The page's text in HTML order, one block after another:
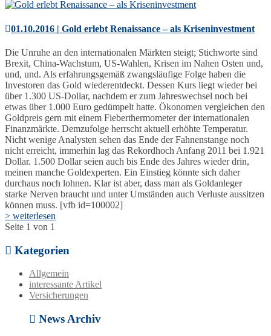
01.10.2016 | Gold erlebt Renaissance – als Kriseninvestment
Die Unruhe an den internationalen Märkten steigt; Stichworte sind
Brexit, China-Wachstum, US-Wahlen, Krisen im Nahen Osten und,
und, und. Als erfahrungsgemäß zwangsläufige Folge haben die
Investoren das Gold wiederentdeckt. Dessen Kurs liegt wieder bei
über 1.300 US-Dollar, nachdem er zum Jahreswechsel noch bei
etwas über 1.000 Euro gedümpelt hatte. Ökonomen vergleichen den
Goldpreis gern mit einem Fieberthermometer der internationalen
Finanzmärkte. Demzufolge herrscht aktuell erhöhte Temperatur.
Nicht wenige Analysten sehen das Ende der Fahnenstange noch
nicht erreicht, immerhin lag das Rekordhoch Anfang 2011 bei 1.921
Dollar. 1.500 Dollar seien auch bis Ende des Jahres wieder drin,
meinen manche Goldexperten. Ein Einstieg könnte sich daher
durchaus noch lohnen. Klar ist aber, dass man als Goldanleger
starke Nerven braucht und unter Umständen auch Verluste aussitzen
können muss. [vfb id=100002]
> weiterlesen
Seite 1 von 1
Kategorien
Allgemein
interessante Artikel
Versicherungen
News Archiv